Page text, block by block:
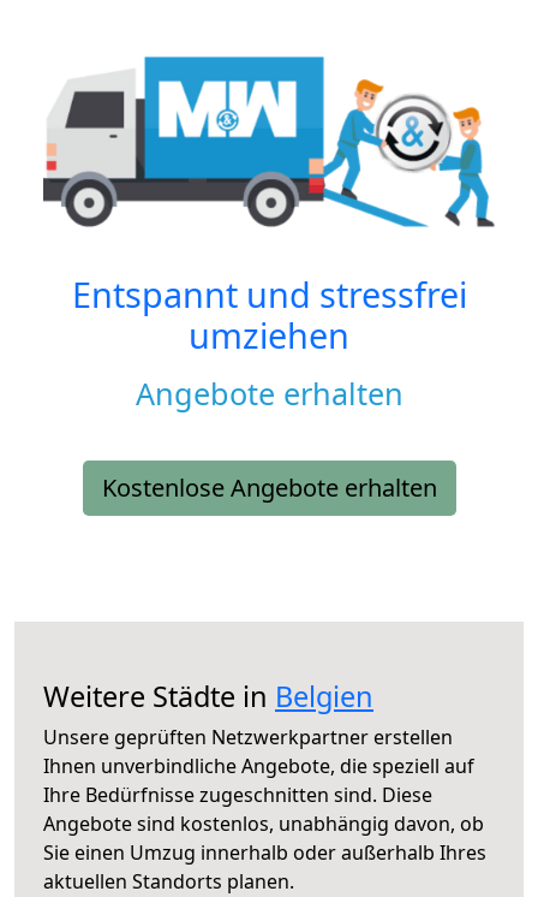
Entspannt und stressfrei
umziehen
Angebote erhalten
Kostenlose Angebote erhalten
Weitere Städte in Belgien
Unsere geprüften Netzwerkpartner erstellen
Ihnen unverbindliche Angebote, die speziell auf
Ihre Bedürfnisse zugeschnitten sind. Diese
Angebote sind kostenlos, unabhängig davon, ob
Sie einen Umzug innerhalb oder außerhalb Ihres
aktuellen Standorts planen.